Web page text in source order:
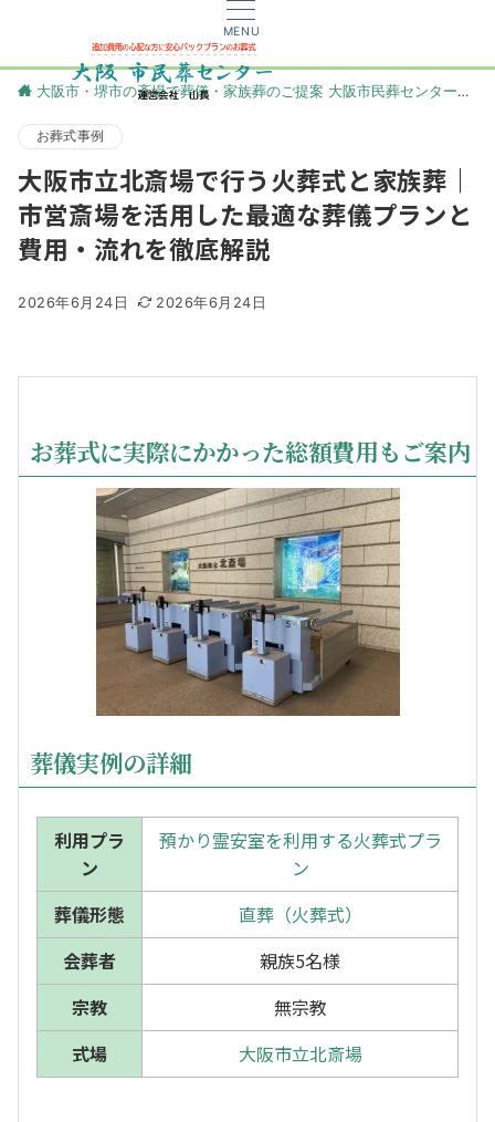
MENU
大阪市・堺市の斎場で葬儀・家族葬のご提案 大阪市民葬センター
お葬式事例
大阪市立北斎場で行う火葬式と家族葬｜
市営斎場を活用した最適な葬儀プランと
費用・流れを徹底解説
2026年6月24日 2026年6月24日
お葬式に実際にかかった総額費用もご案内
葬儀実例の詳細
利用プラ
ン
預かり霊安室を利用する火葬式プラ
ン
葬儀形態
直葬（火葬式）
会葬者
親族5名様
宗教
無宗教
式場
大阪市立北斎場